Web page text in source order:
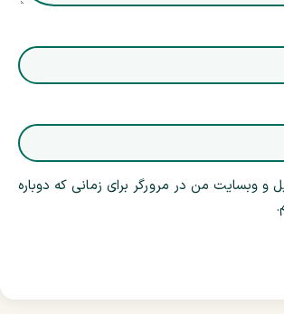
و وبسایت من در مرورگر برای زمانی که دوباره